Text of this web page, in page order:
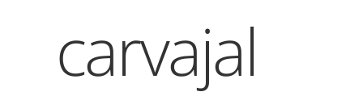
carvajal